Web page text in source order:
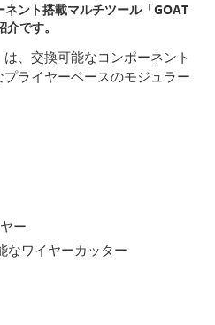
ント搭載マルチツール「GOAT
です。
、交換可能なコンポーネント
ライヤーベースのモジュラー
ー
なワイヤーカッター